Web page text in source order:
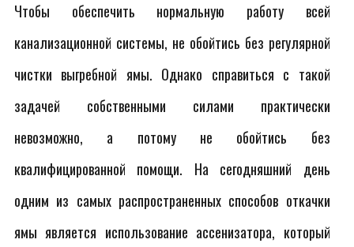
Чтобы обеспечить нормальную работу всей
канализационной системы, не обойтись без регулярной
чистки выгребной ямы. Однако справиться с такой
задачей собственными силами практически
невозможно, а потому не обойтись без
квалифицированной помощи. На сегодняшний день
одним из самых распространенных способов откачки
ямы является использование ассенизатора, который